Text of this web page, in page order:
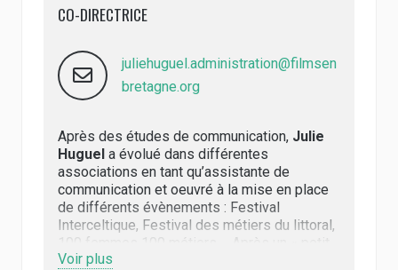
CO-DIRECTRICE
juliehuguel.administration@filmsen
bretagne.org
Après des études de communication, Julie
Huguel a évolué dans différentes
associations en tant qu’assistante de
communication et oeuvré à la mise en place
de différents évènements : Festival
Interceltique, Festival des métiers du littoral,
100 femmes 100 métiers…. Après un « petit
détour » par un poste d’agent de promotion
Voir plus